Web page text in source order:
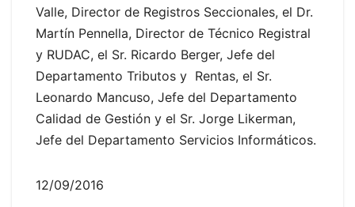
Valle, Director de Registros Seccionales, el Dr.
Martín Pennella, Director de Técnico Registral
y RUDAC, el Sr. Ricardo Berger, Jefe del
Departamento Tributos y Rentas, el Sr.
Leonardo Mancuso, Jefe del Departamento
Calidad de Gestión y el Sr. Jorge Likerman,
Jefe del Departamento Servicios Informáticos.
12/09/2016